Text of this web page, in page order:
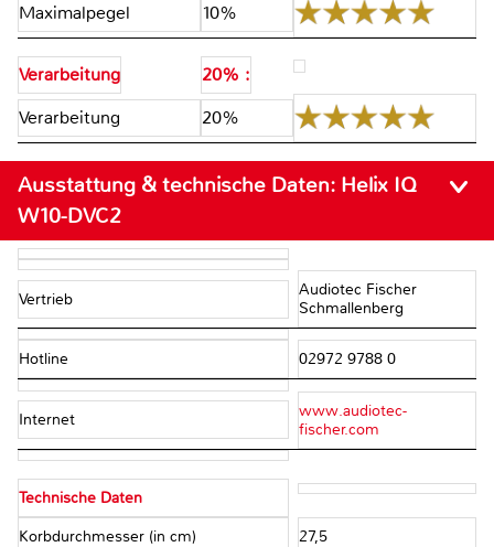
Maximalpegel 10%
Verarbeitung
20% :
Verarbeitung
20%
Ausstattung & technische Daten: Helix IQ
W10-DVC2
Vertrieb
Audiotec Fischer
Schmallenberg
Hotline 02972 9788 0
Internet
www.audiotec-
fischer.com
Technische Daten
Korbdurchmesser (in cm) 27,5